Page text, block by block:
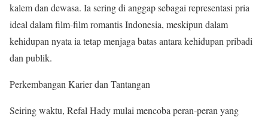
kalem dan dewasa. Ia sering di anggap sebagai representasi pria
ideal dalam film-film romantis Indonesia, meskipun dalam
kehidupan nyata ia tetap menjaga batas antara kehidupan pribadi
dan publik.
Perkembangan Karier dan Tantangan
Seiring waktu, Refal Hady mulai mencoba peran-peran yang